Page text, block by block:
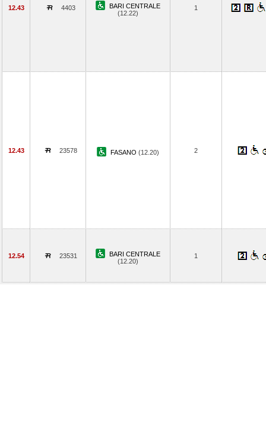
12.43 4403
BARI CENTRALE
(12.22)
1
12.43 23578 FASANO (12.20) 2
12.54 23531
BARI CENTRALE
(12.20)
1